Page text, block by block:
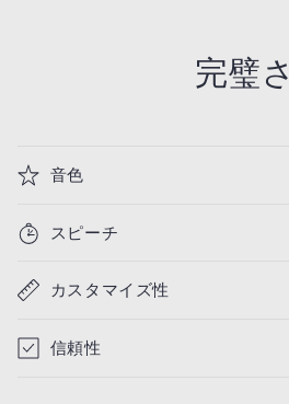
完璧さ
音色
スピーチ
カスタマイズ性
信頼性